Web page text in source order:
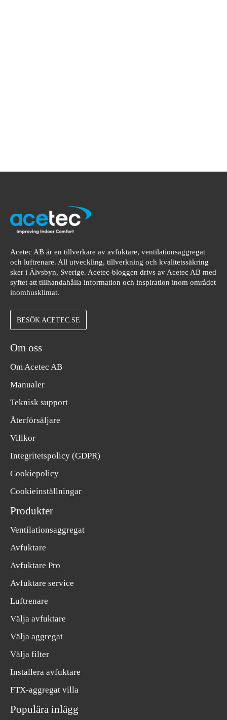
Acetec AB är en tillverkare av avfuktare, ventilationsaggregat
och luftrenare. All utveckling, tillverkning och kvalitetssäkring
sker i Älvsbyn, Sverige. Acetec-bloggen drivs av Acetec AB med
syftet att tillhandahålla information och inspiration inom området
inomhusklimat.
BESÖK ACETEC.SE
Om oss
Om Acetec AB
Manualer
Teknisk support
Återförsäljare
Villkor
Integritetspolicy (GDPR)
Cookiepolicy
Cookieinställningar
Produkter
Ventilationsaggregat
Avfuktare
Avfuktare Pro
Avfuktare service
Luftrenare
Välja avfuktare
Välja aggregat
Välja filter
Installera avfuktare
FTX-aggregat villa
Populära inlägg